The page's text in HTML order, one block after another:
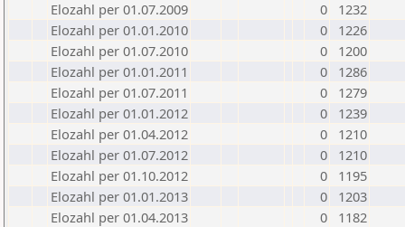
Elozahl per 01.07.2009
0
1232
Elozahl per 01.01.2010
0
1226
Elozahl per 01.07.2010
0
1200
Elozahl per 01.01.2011
0
1286
Elozahl per 01.07.2011
0
1279
Elozahl per 01.01.2012
0
1239
Elozahl per 01.04.2012
0
1210
Elozahl per 01.07.2012
0
1210
Elozahl per 01.10.2012
0
1195
Elozahl per 01.01.2013
0
1203
Elozahl per 01.04.2013
0
1182